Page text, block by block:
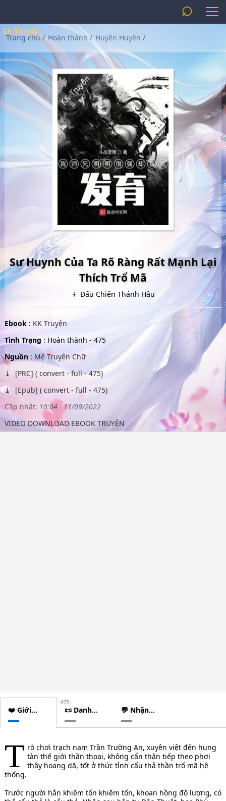
KK Truyện
⌕
Trang chủ/ Hoàn thành / Huyền Huyễn /
Sư Huynh Của Ta Rõ Ràng Rất Mạnh Lại
Thích Trổ Mã
👦 Đấu Chiến Thánh Hầu
Ebook : KK Truyện
Tình Trạng : Hoàn thành - 475
Nguồn: Mê Truyện Chữ
[PRC] ( convert - full - 475)
[Epub] ( convert - full - 475)
Cập nhật: 10:04 - 11/09/2022
VIDEO DOWNLOAD EBOOK TRUYỆN
❤️ Giới
thiệu
📜 Danh
sách
chương
475
💬 Nhận
xét
T rò chơi trạch nam Trần Trường An, xuyên việt đến hung
tàn thế giới thần thoại, không cẩn thận tiếp theo phơi
thây hoang dã, tốt ở thức tỉnh cẩu thả thần trổ mã hệ
thống.
Trước người hắn khiêm tốn khiêm tốn, khoan hồng độ lượng, có